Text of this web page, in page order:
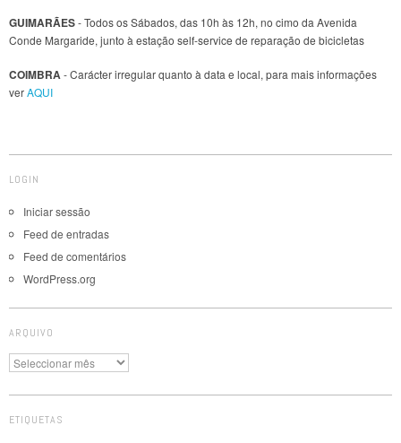
GUIMARÃES- Todos os Sábados, das 10h às 12h, no cimo da Avenida
Conde Margaride, junto à estação self-service de reparação de bicicletas
COIMBRA- Carácter irregular quanto à data e local, para mais informações
verAQUI
LOGIN
Iniciar sessão
Feed de entradas
Feed de comentários
WordPress.org
ARQUIVO
Arquivo
ETIQUETAS